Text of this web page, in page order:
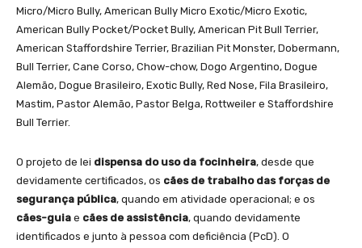
Micro/Micro Bully, American Bully Micro Exotic/Micro Exotic,
American Bully Pocket/Pocket Bully, American Pit Bull Terrier,
American Staffordshire Terrier, Brazilian Pit Monster, Dobermann,
Bull Terrier, Cane Corso, Chow-chow, Dogo Argentino, Dogue
Alemão, Dogue Brasileiro, Exotic Bully, Red Nose, Fila Brasileiro,
Mastim, Pastor Alemão, Pastor Belga, Rottweiler e Staffordshire
Bull Terrier.
O projeto de lei dispensa do uso da focinheira, desde que
devidamente certificados, os cães de trabalho das forças de
segurança pública, quando em atividade operacional; e os
cães-guia e cães de assistência, quando devidamente
identificados e junto à pessoa com deficiência (PcD). O